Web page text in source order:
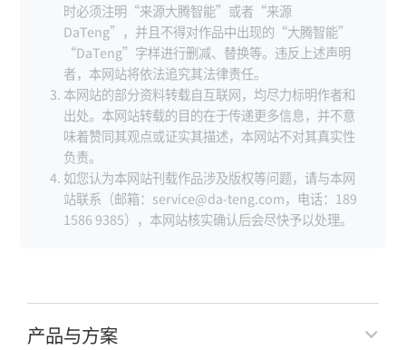
时必须注明“来源大腾智能”或者“来源
DaTeng”，并且不得对作品中出现的“大腾智能”
“DaTeng”字样进行删减、替换等。违反上述声明
者，本网站将依法追究其法律责任。
本网站的部分资料转载自互联网，均尽力标明作者和
出处。本网站转载的目的在于传递更多信息，并不意
味着赞同其观点或证实其描述，本网站不对其真实性
负责。
如您认为本网站刊载作品涉及版权等问题，请与本网
站联系（邮箱：service@da-teng.com，电话：189
1586 9385），本网站核实确认后会尽快予以处理。
产品与方案